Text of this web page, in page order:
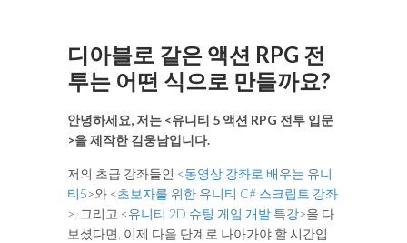
디아블로 같은 액션 RPG 전
투는 어떤 식으로 만들까요?
안녕하세요, 저는 <유니티 5 액션 RPG 전투 입문
>을 제작한 김웅남입니다.
저의 초급 강좌들인 <동영상 강좌로 배우는 유니
티5>와 <초보자를 위한 유니티 C# 스크립트 강좌
>, 그리고 <유니티 2D 슈팅 게임 개발 특강>을 다
보셨다면, 이제 다음 단계로 나아가야 할 시간입